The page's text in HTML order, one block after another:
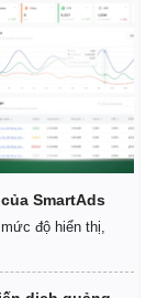
SmartAds
độ hiển thị,